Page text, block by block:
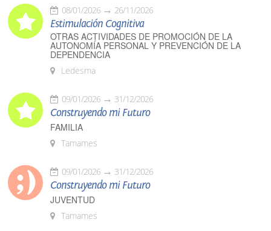
08/01/2026 26/11/2026
Estimulación Cognitiva
OTRAS ACTIVIDADES DE PROMOCIÓN DE LA
AUTONOMÍA PERSONAL Y PREVENCIÓN DE LA
DEPENDENCIA
Ledesma
09/01/2026 31/12/2026
Construyendo mi Futuro
FAMILIA
Tamames
09/01/2026 31/12/2026
Construyendo mi Futuro
JUVENTUD
Tamames